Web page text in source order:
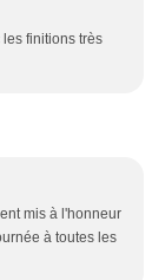
finitions très
mis à l'honneur
à toutes les